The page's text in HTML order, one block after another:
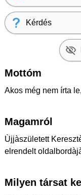
Kérdés
Mottóm
Akos még nem írta
Magamról
Ùjjàszületett
elrendelt
Milyen társat